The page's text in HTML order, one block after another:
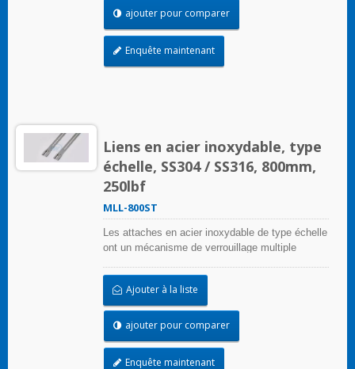
rayonnement et les extrêmes de température
inoxydable peuvent être utilisées dans
pratiquement toutes les applications intérieures,
extérieures et souterraines.
ajouter pour comparer
Enquête maintenant
Liens en acier inoxydable, type
échelle, SS304 / SS316, 800mm,
250lbf
MLL-800ST
Les attaches en acier inoxydable de type échelle
ont un mécanisme de verrouillage multiple
appliqué sans outils de sertissage
Ajouter à la liste
ajouter pour comparer
Enquête maintenant